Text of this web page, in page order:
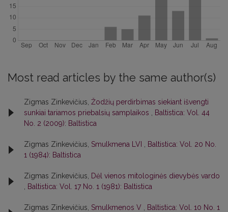
Most read articles by the same author(s)
Zigmas Zinkevičius, Žodžių perdirbimas siekiant išvengti
sunkiai tariamos priebalsių samplaikos
Baltistica: Vol. 44
No. 2 (2009): Baltistica
Zigmas Zinkevičius, Smulkmena LVI
Baltistica: Vol. 20 No.
1 (1984): Baltistica
Zigmas Zinkevičius,
Dėl vienos mitologinės dievybės vardo
Baltistica: Vol. 17 No. 1 (1981): Baltistica
Zigmas Zinkevičius, Smulkmenos V
Baltistica: Vol. 10 No. 1